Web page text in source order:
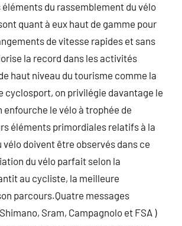
du rassemblement du vélo
quant à eux haut de gamme pour
de vitesse rapides et sans
la record dans les activités
haut niveau du tourisme comme la
cyclosport, on privilégie davantage le
enfourche le vélo à trophée de
éléments primordiales relatifs à la
doivent être observés dans ce
du vélo parfait selon la
au cycliste, la meilleure
parcours.Quatre messages
Sram, Campagnolo et FSA )